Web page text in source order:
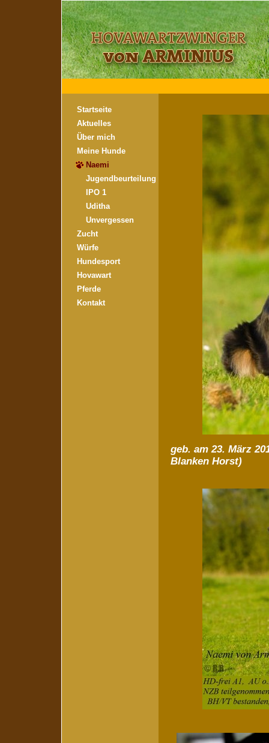
Startseite
Aktuelles
Über mich
Meine Hunde
Naemi
Jugendbeurteilung
IPO 1
Uditha
Unvergessen
Zucht
Würfe
Hundesport
Hovawart
Pferde
Kontakt
geb. am 23. März
Blanken Horst)